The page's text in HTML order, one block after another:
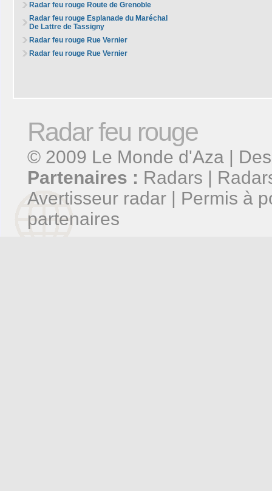
Radar feu rouge Route de Grenoble
Radar feu rouge Esplanade du Maréchal
De Lattre de Tassigny
Radar feu rouge Rue Vernier
Radar feu rouge Rue Vernier
Radar feu rouge
© 2009 Le Monde d'Aza |
Partenaires : Radars |
Avertisseur radar | Permis à
partenaires